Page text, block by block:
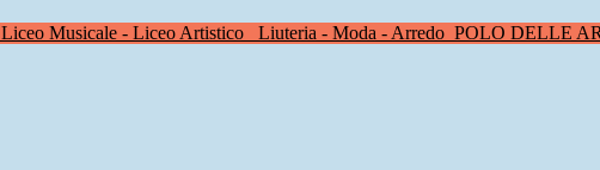
Liceo Musicale - Liceo Artistico Liuteria - Moda - Arredo POLO DELLE